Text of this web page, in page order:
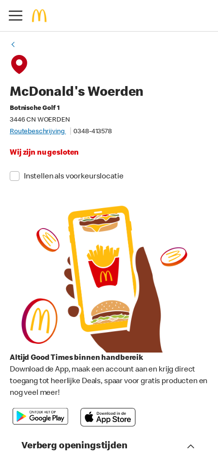
McDonald's Woerden
Botnische Golf 1
3446 CN WOERDEN
Routebeschrijving
0348-413578
Wij zijn nu gesloten
Instellen als voorkeurslocatie
Altijd Good Times binnen handbereik
Download de App, maak een account aan en krijg direct
toegang tot heerlijke Deals, spaar voor gratis producten en
nog veel meer!
Verberg openingstijden